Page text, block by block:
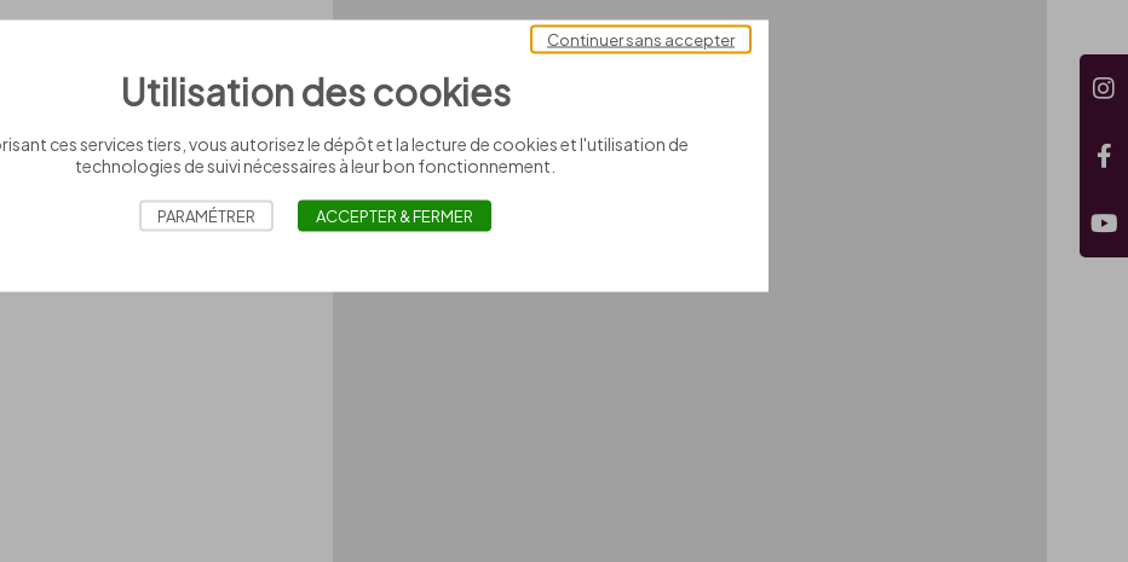
Utilisation des cookies
ces services tiers, vous autorisez le dépôt et la lecture de cookies et l'utilisation de
technologies de suivi nécessaires à leur bon fonctionnement.
Continuer sans accepter
PARAMÉTRER ACCEPTER & FERMER